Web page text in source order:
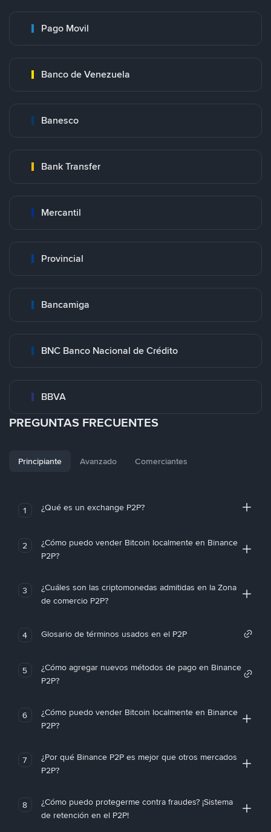
Pago Movil
Banco de Venezuela
Banesco
Bank Transfer
Mercantil
Provincial
Bancamiga
BNC Banco Nacional de Crédito
BBVA
PREGUNTAS FRECUENTES
Principiante Avanzado Comerciantes
1 ¿Qué es un exchange P2P?
2
¿Cómo puedo vender Bitcoin localmente en Binance
P2P?
3
¿Cuáles son las criptomonedas admitidas en la Zona
de comercio P2P?
4 Glosario de términos usados en el P2P
5
¿Cómo agregar nuevos métodos de pago en Binance
P2P?
6
¿Cómo puedo vender Bitcoin localmente en Binance
P2P?
7
¿Por qué Binance P2P es mejor que otros mercados
P2P?
8
¿Cómo puedo protegerme contra fraudes? ¡Sistema
de retención en el P2P!